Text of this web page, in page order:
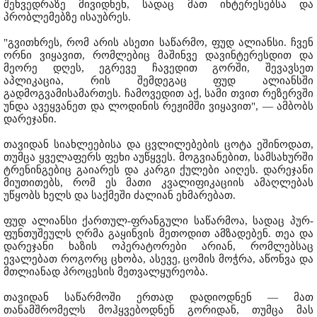
შეხვედრაზე მივიდნენ, სადაც მათ ინტერესებსა და
პრობლემებზე ისაუბრეს.
"გვითხრეს, რომ არის ასეთი საწარმო, ფუდ ალიანსი. ჩვენ
ორნი ვიყავით, რომლებიც მაშინვე დავინტერესდით და
მეორე დღეს, ეგრევე ჩავედით გორში, შევავსეთ
აპლიკაცია, რის შემდეგაც ფუდ ალიანსში
გადმოგვამისამართეს. ჩამოვედით აქ, სამი თვით რეზერვში
უნდა ავეყვანეთ და ლოდინის რეჟიმში ვიყავით", — ამბობს
დარეჯანი.
თავიდან სიახლეებისა და ცვლილებების ცოტა ეშინოდათ,
თუმცა ყველაფერს ფეხი აუწყვეს. მოგვიანებით, სამსახურში
ტრენინგებიც გაიარეს და კარგი ქულები აიღეს. დარეჯანი
მიუთითებს, რომ ეს მათი კვალიფიკაციის ამაღლებას
უწყობს ხელს და საქმეში ძალიან ეხმარებათ.
ფუდ ალიანსი ქართულ-ფრანგული საწარმოა, სადაც პურ-
ფუნთუშეულს ღრმა გაყინვის მეთოდით ამზადებენ. თეა და
დარეჯანი ხაზის ოპერატორები არიან, რომლებსაც
ევალებათ როგორც ცხობა, ასევე, ცომის მოჭრა, აწონვა და
მთლიანად პროცესის მეთვალყურეობა.
თავიდან საწარმოში ერთად დადიოდნენ — მათ
თანამშრომელს მოჰყვებოდნენ გორიდან, თუმცა მას